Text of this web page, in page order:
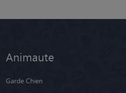
Animaute
Garde Chien